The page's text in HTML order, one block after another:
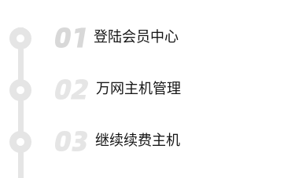
登陆会员中心
万网主机管理
继续续费主机